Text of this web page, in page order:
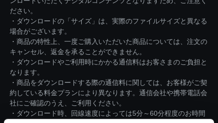
ださい。
・ダウンロードの「サイズ」は、実際のファイルサイズと異なる
場合がございます。
・商品の特性上、一度ご購入いただいた商品については、注文の
キャンセル、返金を承ることができません。
・ダウンロードやご利用時にかかる通信料はお客さまのご負担と
なります。
・商品をダウンロードする際の通信料に関しては、お客様がご契
約している料金プランにより異なります。通信会社や携帯電話会
社にご確認のうえ、ご利用ください。
・ダウンロード時、回線速度によっては5分～60分程度のお時間